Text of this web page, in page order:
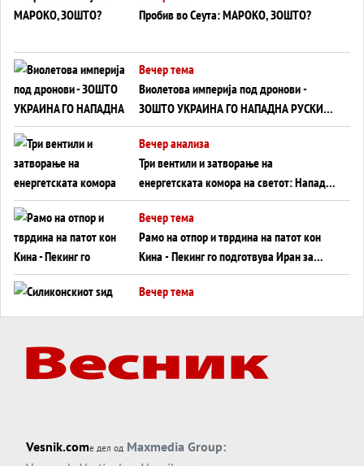
Пробив во Сеута: МАРОКО, ЗОШТО?
Вечер тема
Виолетова империја под дронови -
ЗОШТО УКРАИНА ГО НАПАДНА РУСКИОТ
WILDBERRIES
Вечер анализа
Три вентили и затворање на
енергетската комора на светот: Нападот
во Суец најавува глобален енергетски
инфаркт?
Вечер тема
Рамо на отпор и тврдина на патот кон
Кина - Пекинг го подготвува Иран за
американска копнена инвазија
Вечер тема
Вечер тема
Трамп тврди дека повторно „разговара“
Вечер тема
ДЛАБОКО УДОЛУ: Сметководствените
Vesnik.comе дел од Maxmedia Group: